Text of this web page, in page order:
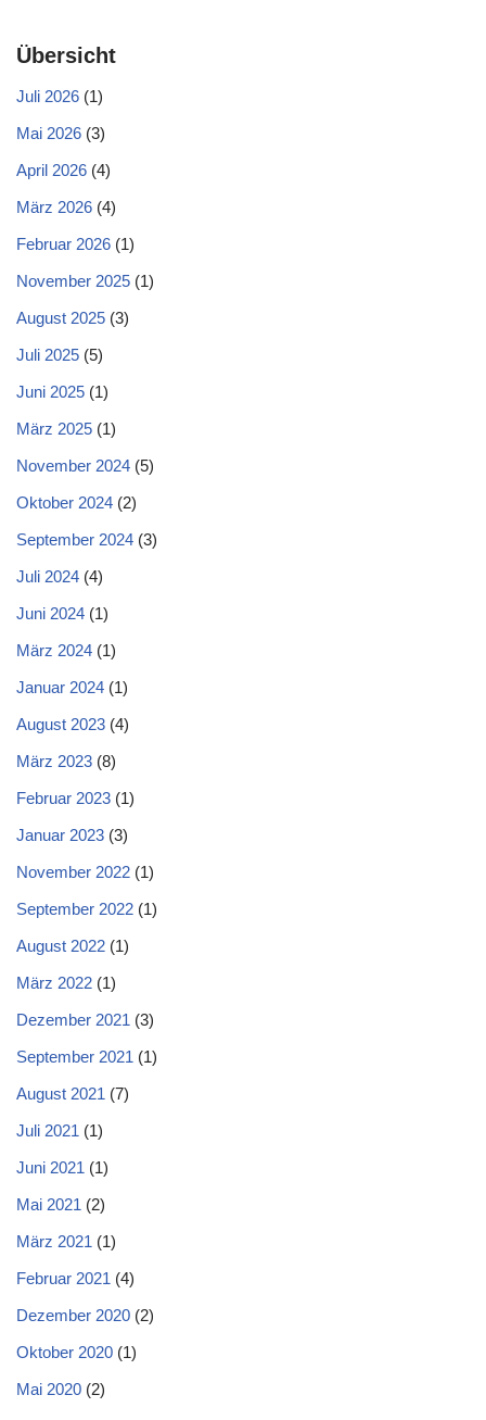
Übersicht
Juli 2026 (1)
Mai 2026 (3)
April 2026 (4)
März 2026 (4)
Februar 2026 (1)
November 2025 (1)
August 2025 (3)
Juli 2025 (5)
Juni 2025 (1)
März 2025 (1)
November 2024 (5)
Oktober 2024 (2)
September 2024 (3)
Juli 2024 (4)
Juni 2024 (1)
März 2024 (1)
Januar 2024 (1)
August 2023 (4)
März 2023 (8)
Februar 2023 (1)
Januar 2023 (3)
November 2022 (1)
September 2022 (1)
August 2022 (1)
März 2022 (1)
Dezember 2021 (3)
September 2021 (1)
August 2021 (7)
Juli 2021 (1)
Juni 2021 (1)
Mai 2021 (2)
März 2021 (1)
Februar 2021 (4)
Dezember 2020 (2)
Oktober 2020 (1)
Mai 2020 (2)